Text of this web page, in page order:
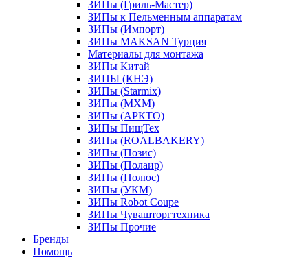
ЗИПы (Гриль-Мастер)
ЗИПы к Пельменным аппаратам
ЗИПы (Импорт)
ЗИПы MAKSAN Турция
Материалы для монтажа
ЗИПы Китай
ЗИПЫ (КНЭ)
ЗИПы (Starmix)
ЗИПы (МХМ)
ЗИПы (АРКТО)
ЗИПы ПищТех
ЗИПы (ROALBAKERY)
ЗИПы (Позис)
ЗИПы (Полаир)
ЗИПы (Полюс)
ЗИПы (УКМ)
ЗИПы Robot Coupe
ЗИПы Чувашторгтехника
ЗИПы Прочие
Бренды
Помощь